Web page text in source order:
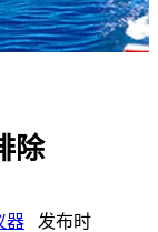
除
器 发布时